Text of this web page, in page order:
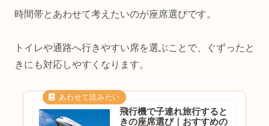
時間帯とあわせて考えたいのが座席選びです。
トイレや通路へ行きやすい席を選ぶことで、ぐずったと
きにも対応しやすくなります。
飛行機で子連れ旅行すると
きの座席選び｜おすすめの